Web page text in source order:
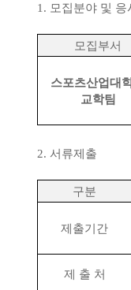
1. 모집분야 및 응
모집부서
스포츠산업대
교학팀
2. 서류제출
구분
제출기간
제 출 처